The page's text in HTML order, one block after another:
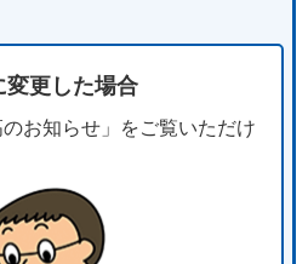
変更した場合
お知らせ」をご覧いただけ